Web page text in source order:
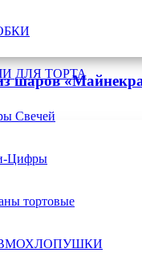
ДЛЯ ТОРТА
Свечей
Цифры
тортовые
шаров